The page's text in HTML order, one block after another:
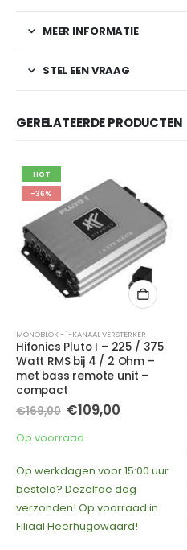
MEER INFORMATIE
STEL EEN VRAAG
GERELATEERDE PRODUCTEN
HOT
-36%
MONOBLOK - 1-KANAAL VERSTERKER
Hifonics Pluto I – 225 / 375
Watt RMS bij 4 / 2 Ohm –
met bass remote unit –
compact
€169,00 Oorspronkelijke
was:
€169,00.
€109,00Huidige
Op voorraad
Op werkdagen voor 15:00 uur
besteld? Dezelfde dag
verzonden! Op voorraad in
Filiaal Heerhugowaard!